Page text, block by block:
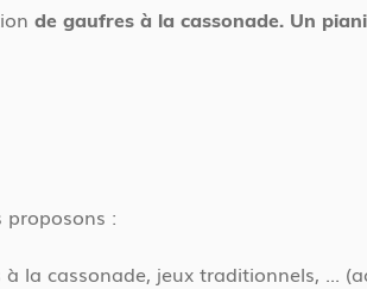
de gaufres à la cassonade. Un
proposons :
cassonade, jeux traditionnels, ...